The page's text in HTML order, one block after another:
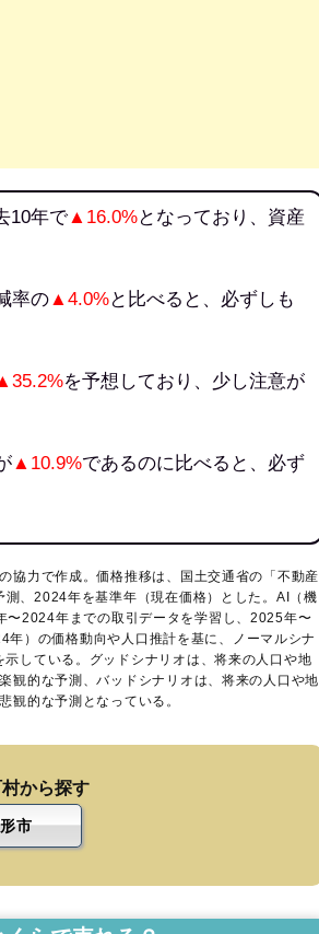
10年で▲16.0%となっており、資産
率の▲4.0%と比べると、必ずしも
を予想しており、少し注意が
▲10.9%であるのに比べると、必ず
力で作成。価格推移は、国土交通省の「 不動産
測、2024年を基準年（現在価格）とした。AI（機
2024年までの取引データを学習し、2025年〜
）の価格動向や人口推計を基に、ノーマルシナ
している。グッドシナリオは、将来の人口や地
観的な予測、バッドシナリオは、将来の人口や地
観的な予測となっている。
から探す
市